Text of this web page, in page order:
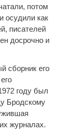
потом
осудили как
писателей
досрочно и
сборник его
году был
Бродскому
журналах.